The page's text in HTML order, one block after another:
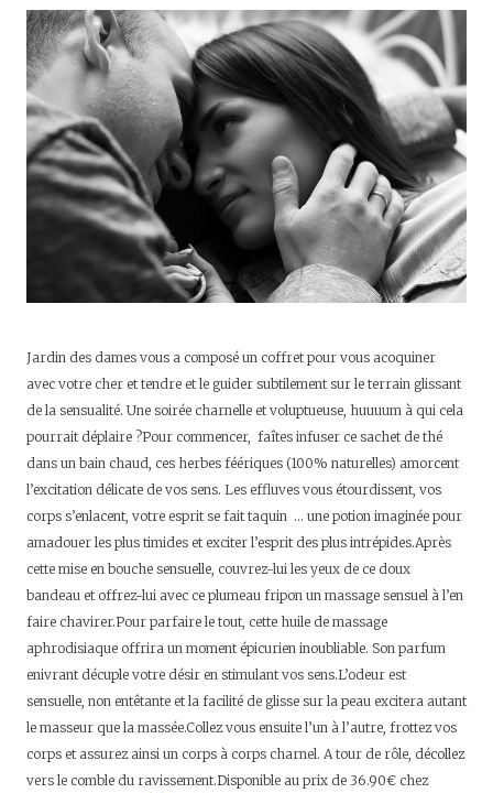
Jardin des dames vous a composé un coffret pour vous acoquiner
avec votre cher et tendre et le guider subtilement sur le terrain glissant
de la sensualité. Une soirée charnelle et voluptueuse, huuuum à qui cela
pourrait déplaire ?Pour commencer, faîtes infuser ce sachet de thé
dans un bain chaud, ces herbes féériques (100% naturelles) amorcent
l’excitation délicate de vos sens. Les effluves vous étourdissent, vos
corps s’enlacent, votre esprit se fait taquin … une potion imaginée pour
amadouer les plus timides et exciter l’esprit des plus intrépides.Après
cette mise en bouche sensuelle, couvrez-lui les yeux de ce doux
bandeau et offrez-lui avec ce plumeau fripon un massage sensuel à l’en
faire chavirer.Pour parfaire le tout, cette huile de massage
aphrodisiaque offrira un moment épicurien inoubliable. Son parfum
enivrant décuple votre désir en stimulant vos sens.L’odeur est
sensuelle, non entêtante et la facilité de glisse sur la peau excitera autant
le masseur que la massée.Collez vous ensuite l’un à l’autre, frottez vos
corps et assurez ainsi un corps à corps charnel. A tour de rôle, décollez
vers le comble du ravissement.Disponible au prix de 36.90€ chez